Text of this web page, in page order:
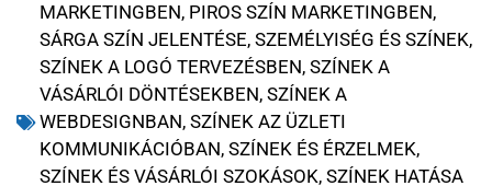
MARKETINGBEN, PIROS SZÍN MARKETINGBEN,
SÁRGA SZÍN JELENTÉSE, SZEMÉLYISÉG ÉS SZÍNEK,
SZÍNEK A LOGÓ TERVEZÉSBEN, SZÍNEK A
VÁSÁRLÓI DÖNTÉSEKBEN, SZÍNEK A
WEBDESIGNBAN, SZÍNEK AZ ÜZLETI
KOMMUNIKÁCIÓBAN, SZÍNEK ÉS ÉRZELMEK,
SZÍNEK ÉS VÁSÁRLÓI SZOKÁSOK, SZÍNEK HATÁSA